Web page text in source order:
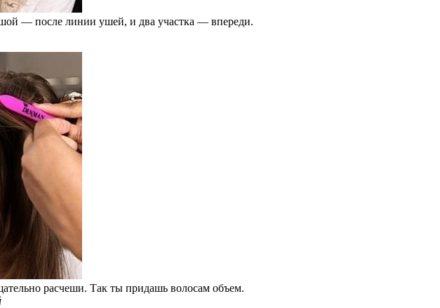
— после линии ушей, и два участка — впереди.
расчеши. Так ты придашь волосам объем.